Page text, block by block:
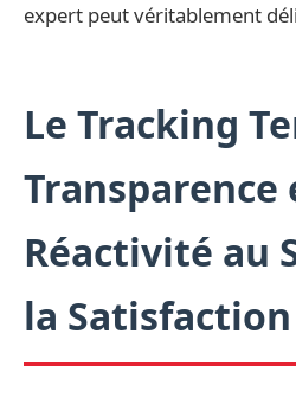
expert peut véritablement
Le Tracking
Transparence
Réactivité au
la Satisfaction